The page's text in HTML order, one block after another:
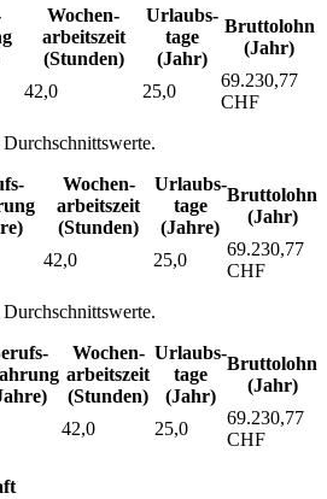
Wochen­
arbeitszeit
(Stunden)
Urlaubs­
tage
(Jahr)
Bruttolohn
(Jahr)
42,0 25,0
69.230,77
CHF
Wochen­
arbeitszeit
(Stunden)
Urlaubs­
tage
(Jahre)
Bruttolohn
(Jahr)
42,0 25,0
69.230,77
CHF
Wochen­
arbeitszeit
(Stunden)
Urlaubs­
tage
(Jahr)
Bruttolohn
(Jahr)
42,0 25,0
69.230,77
CHF